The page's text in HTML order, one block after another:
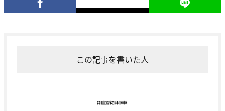
この記事を書いた人